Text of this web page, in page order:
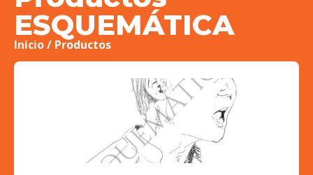
ESQUEMÁTICA
Inicio/ Productos